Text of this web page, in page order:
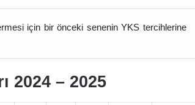
için bir önceki senenin YKS tercihlerine
2024 – 2025